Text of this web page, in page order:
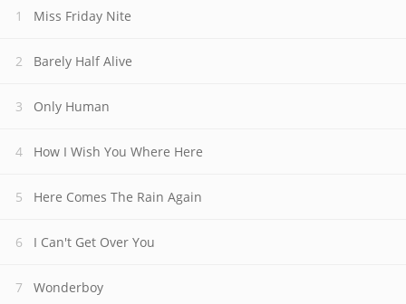
Miss Friday Nite
Barely Half Alive
Only Human
How I Wish You Where Here
Here Comes The Rain Again
I Can't Get Over You
Wonderboy